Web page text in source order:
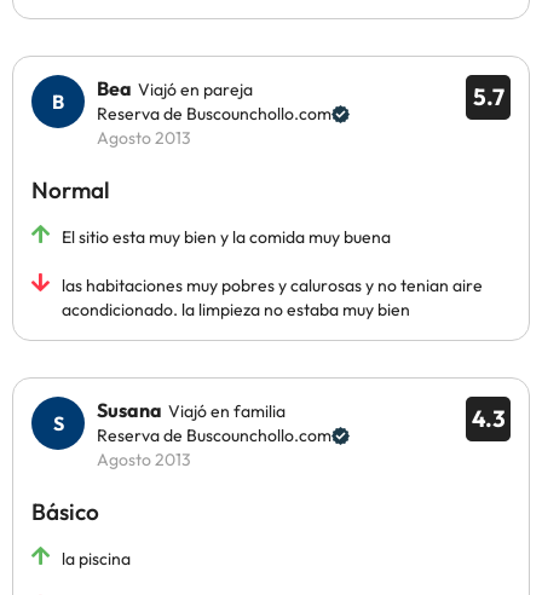
5.7
Bea Viajó en pareja
Reserva de Buscounchollo.com
Agosto 2013
Normal
El sitio esta muy bien y la comida muy buena
las habitaciones muy pobres y calurosas y no tenian aire
acondicionado. la limpieza no estaba muy bien
4.3
Susana Viajó en familia
Reserva de Buscounchollo.com
Agosto 2013
Básico
la piscina